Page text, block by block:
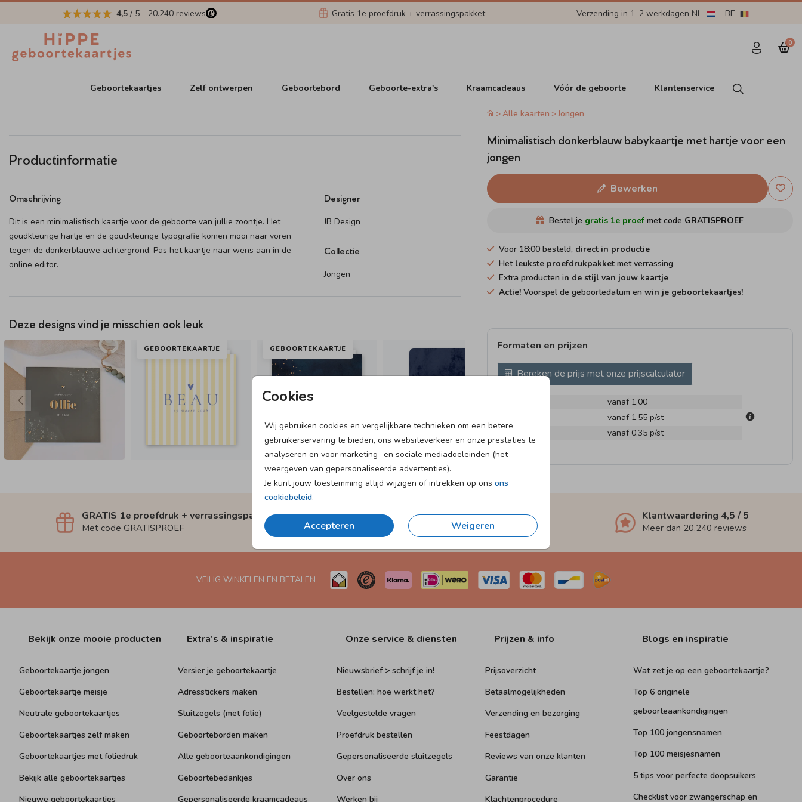
4,5 / 5 - 20.240 reviews Gratis 1e proefdruk + verrassingspakket Verzending in 1–2 werkdagen NL BE
0
Geboortekaartjes Zelf ontwerpen Geboortebord Geboorte-extra's Kraamcadeaus Vóór de geboorte Klantenservice
Cookies
Wij gebruiken cookies en vergelijkbare technieken om een betere
gebruikerservaring te bieden, ons websiteverkeer en onze prestaties te
analyseren en voor marketing- en sociale mediadoeleinden (het
weergeven van gepersonaliseerde advertenties).
Je kunt jouw toestemming altijd wijzigen of intrekken op ons ons
cookiebeleid.
Accepteren Weigeren
Productinformatie
Omschrijving
Dit is een minimalistisch kaartje voor de geboorte van jullie zoontje. Het
goudkleurige hartje en de goudkleurige typografie komen mooi naar voren
tegen de donkerblauwe achtergrond. Pas het kaartje naar wens aan in de
online editor.
Designer
JB Design
Collectie
Jongen
Deze designs vind je misschien ook leuk
GEBOORTEKAARTJE GEBOORTEKAARTJE
Alle kaarten Jongen
Minimalistisch donkerblauw babykaartje met hartje voor een
jongen
Bewerken
Bestel je gratis 1e proef met code GRATISPROEF
Voor 18:00 besteld, direct in productie
Het leukste proefdrukpakketmet verrassing
Extra producten in de stijl van jouw kaartje
Actie!Voorspel de geboortedatum en win je geboortekaartjes!
Formaten en prijzen
Bereken de prijs met onze prijscalculator
vanaf 1,00
vanaf 1,55 p/st
vanaf 0,35 p/st
GRATIS 1e proefdruk + verrassingspakket
Met code GRATISPROEF
Verzending in 1-2 werkdagen
Naar Nederland én België
Klantwaardering 4,5 / 5
Meer dan 20.240 reviews
VEILIG WINKELEN EN BETALEN
Bekijk onze mooie producten
Geboortekaartje jongen
Geboortekaartje meisje
Neutrale geboortekaartjes
Geboortekaartjes zelf maken
Geboortekaartjes met foliedruk
Bekijk alle geboortekaartjes
Nieuwe geboortekaartjes
Extra’s & inspiratie
Versier je geboortekaartje
Adresstickers maken
Sluitzegels (met folie)
Geboorteborden maken
Alle geboorteaankondigingen
Geboortebedankjes
Gepersonaliseerde kraamcadeaus
Onze service & diensten
Nieuwsbrief > schrijf je in!
Bestellen: hoe werkt het?
Veelgestelde vragen
Proefdruk bestellen
Gepersonaliseerde sluitzegels
Over ons
Werken bij
Prijzen & info
Prijsoverzicht
Betaalmogelijkheden
Verzending en bezorging
Feestdagen
Reviews van onze klanten
Garantie
Klachtenprocedure
Blogs en inspiratie
Wat zet je op een geboortekaartje?
Top 6 originele
geboorteaankondigingen
Top 100 jongensnamen
Top 100 meisjesnamen
5 tips voor perfecte doopsuikers
Checklist voor zwangerschap en